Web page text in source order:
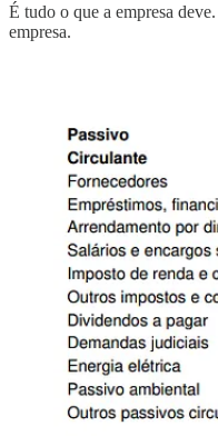
É tudo o que a empresa
empresa.